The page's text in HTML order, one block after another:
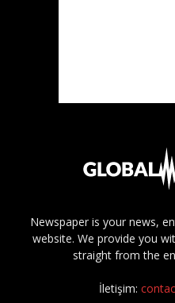
Newspaper is your news,
website. We provide you
straight from the
İletişim: